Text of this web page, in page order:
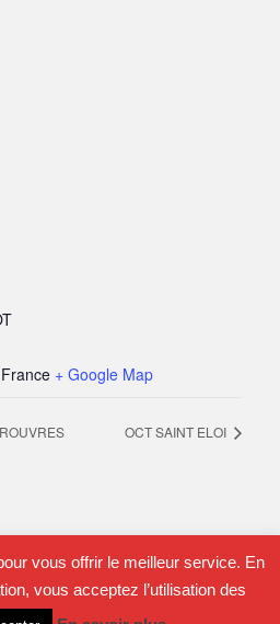
France + Google Map
OCT SAINT ELOI
Briand 39100 Dole
vous offrir le meilleur service. En
vous acceptez l’utilisation des